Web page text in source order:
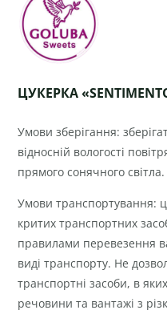
ЦУКЕРКА
Умови зберігання:
відносній вологості
прямого сонячного світла.
Умови транспортування:
критих транспортних
правилами перевезення
виді транспорту. Не
транспортні засоби, в
речовини та вантажі з